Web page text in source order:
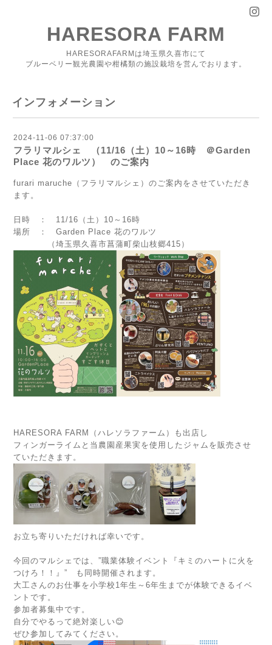
HARESORA FARM
HARESORAFARMは埼玉県久喜市にて
ブルーベリー観光農園や柑橘類の施設栽培を営んでおります。
インフォメーション
2024-11-06 07:37:00
フラリマルシェ （11/16（土）10～16時 ＠Garden
Place 花のワルツ） のご案内
furari maruche（フラリマルシェ）のご案内をさせていただき
ます。
日時 ： 11/16（土）10～16時
場所 ： Garden Place 花のワルツ
（埼玉県久喜市菖蒲町柴山枝郷415）
HARESORA FARM（ハレソラファーム）も出店し
フィンガーライムと当農園産果実を使用したジャムを販売させ
ていただきます。
お立ち寄りいただければ幸いです。
今回のマルシェでは、”職業体験イベント『キミのハートに火を
つけろ！！』” も同時開催されます。
大工さんのお仕事を小学校1年生～6年生までが体験できるイベ
ントです。
参加者募集中です。
自分でやるって絶対楽しい😊
ぜひ参加してみてください。